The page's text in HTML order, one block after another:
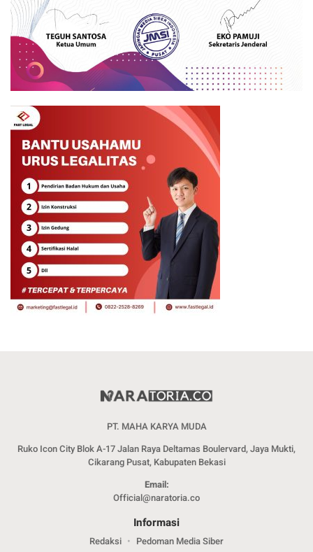
PT. MAHA KARYA MUDA
Ruko Icon City Blok A-17 Jalan Raya Deltamas Boulervard, Jaya Mukti,
Cikarang Pusat, Kabupaten Bekasi
Email:
Official@naratoria.co
Informasi
Redaksi Pedoman Media Siber